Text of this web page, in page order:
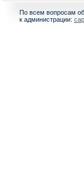
По всем вопросам
к администрации: